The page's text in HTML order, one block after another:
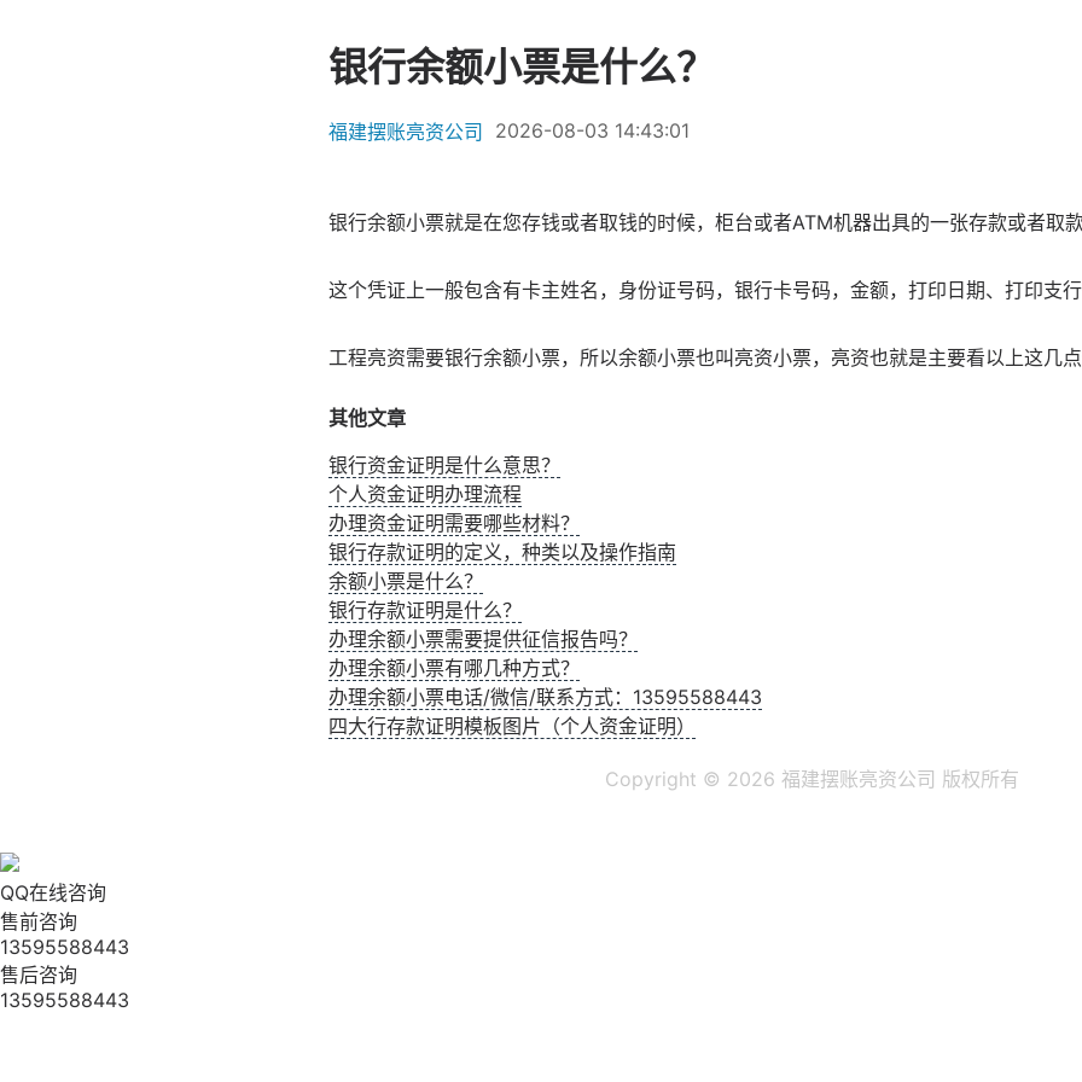
银行余额小票是什么？
福建摆账亮资公司 2026-08-03 14:43:01
银行余额小票就是在您存钱或者取钱的时候，柜台或者ATM机器出具的一张存款或者取款
这个凭证上一般包含有卡主姓名，身份证号码，银行卡号码，金额，打印日期、打印支行
工程亮资需要银行余额小票，所以余额小票也叫亮资小票，亮资也就是主要看以上这几点
其他文章
银行资金证明是什么意思？
个人资金证明办理流程
办理资金证明需要哪些材料？
银行存款证明的定义，种类以及操作指南
余额小票是什么？
银行存款证明是什么？
办理余额小票需要提供征信报告吗？
办理余额小票有哪几种方式？
办理余额小票电话/微信/联系方式：13595588443
四大行存款证明模板图片（个人资金证明）
Copyright © 2026 福建摆账亮资公司 版权所有
QQ在线咨询
售前咨询
13595588443
售后咨询
13595588443